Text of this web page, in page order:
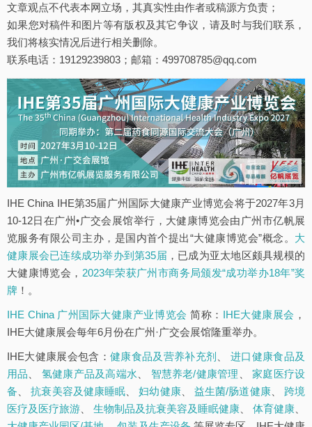
文章观点不代表本网立场，其真实性由作者或稿源方负责；
如果您对稿件和图片等有版权及其它争议，请及时与我们联系，
我们将核实情况后进行相关删除。
联系电话：19129239803；邮箱：499708785@qq.com
IHE China IHE第35届广州国际大健康产业博览会将于2027年3月
10-12日在广州•广交会展馆举行，大健康博览会由广州市亿帆展
览服务有限公司主办，是国内首个提出“大健康博览会”概念。 大
健康展会已连续成功举办到第35届 ，已成为亚太地区颇具规模的
大健康博览会， 2023年荣获广州市商务局颁发“成功举办18年”奖
牌 ！。
IHE China 广州国际大健康产业博览会 简称： IHE大健康展会 ，
IHE大健康展会每年6月份在广州·广交会展馆隆重举办。
IHE大健康展会包含： 健康食品及营养补充剂 、进口健康食品及
用品
氢健康产品及高端水 智慧养老/健康管理 、家庭医疗设
备 、抗衰美容及健康睡眠 、妇幼健康、 益生菌/肠道健康、 跨境
医疗及医疗旅游
生物制品及抗衰美容及睡眠健康 体育健康